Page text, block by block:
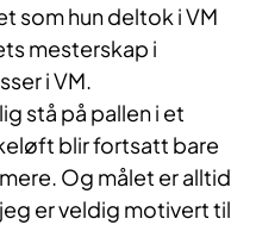
som hun deltok i VM
mesterskap i
i VM.
stå på pallen i et
blir fortsatt bare
Og målet er alltid
er veldig motivert til